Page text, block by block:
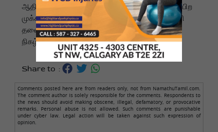
ஆதித்யா பிர்லா மற்றும் சீரம் இன்ஸ்டிடியூட் உள்ளிட்ட பிற
முக்கிய குழுக்களைப் பின்னுக்குத் தள்ளி, சோமானி
தலைமையிலான இந்தக் குழு இந்தச் சாதனையை
நிகழ்த்தியுள்ளது.
Share to :
Comments posted here are from readers only, not from NamathuTamil.com.
The comment author is solely responsible for the comments. Respondents to
the news should avoid making obscene, illegal, defamatory, or provocative
remarks. Personal abuse is not allowed. Such comments are punishable
under cyber law. Legal action will be taken against such expression of
opinion.